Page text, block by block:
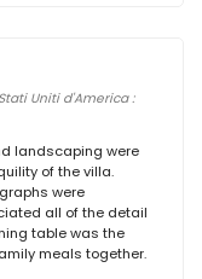
Uniti d'America :
landscaping were
of the villa.
were
all of the detail
table was the
meals together.